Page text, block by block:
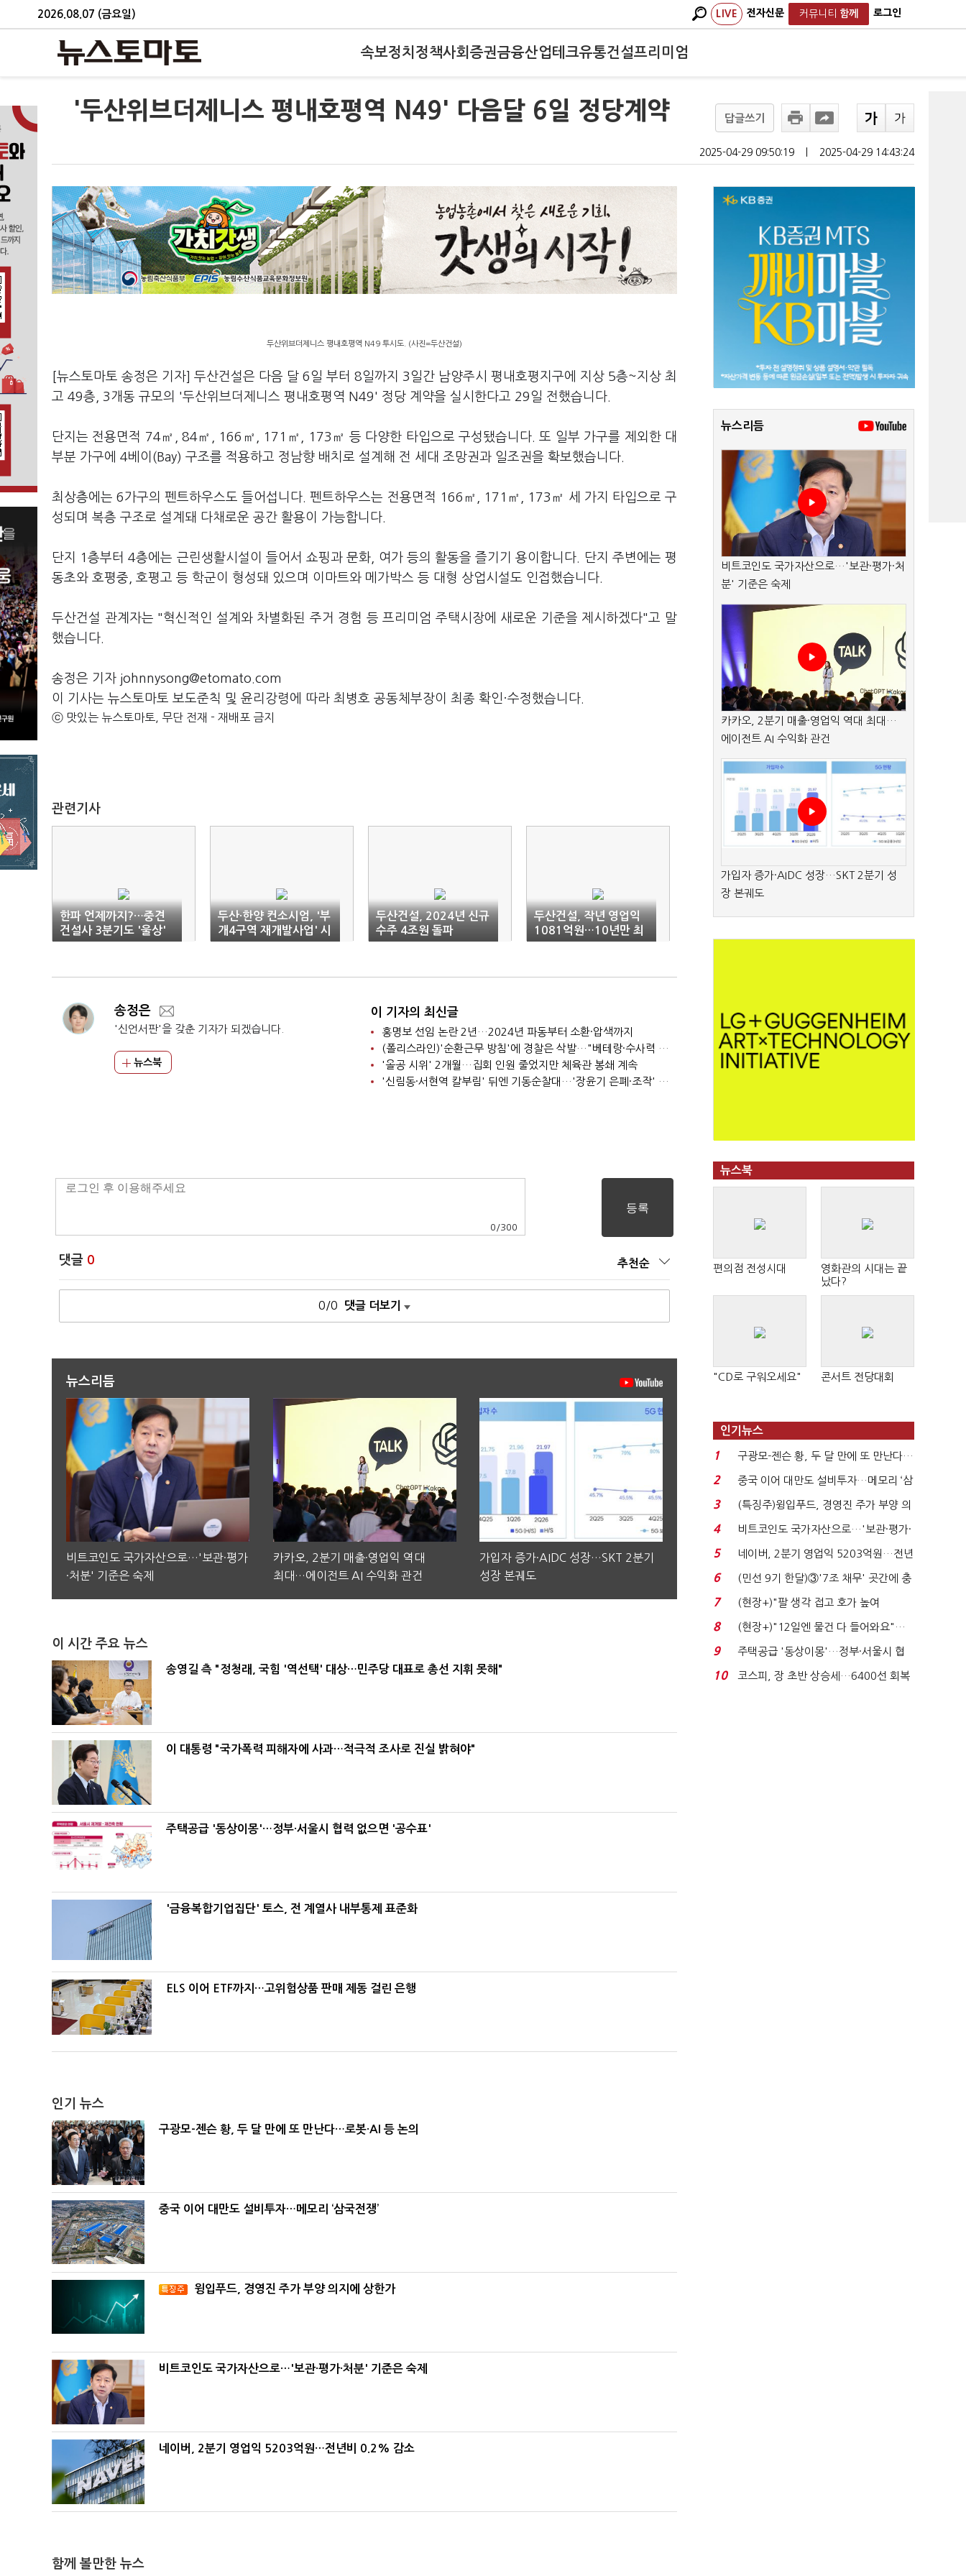
2026.08.07 (금요일) LIVE 전자신문 커뮤니티 함께 로그인
속보정치 정책사회 증권금융산업테크유통건설프리미엄
'두산위브더제니스 평내호평역 N49' 다음달 6일 정당계약 답글쓰기
2025-04-29 09:50:19 2025-04-29 14:43:24
두산위브더제니스 평내호평역 N49 투시도. (사진=두산건설)
[뉴스토마토 송정은 기자] 두산건설은 다음 달 6일 부터 8일까지 3일간 남양주시 평내호평지구에 지상 5층~지상 최
고 49층, 3개동 규모의 '두산위브더제니스 평내호평역 N49' 정당 계약을 실시한다고 29일 전했습니다.
단지는 전용면적 74㎡, 84㎡, 166㎡, 171㎡, 173㎡ 등 다양한 타입으로 구성됐습니다. 또 일부 가구를 제외한 대
부분 가구에 4베이(Bay) 구조를 적용하고 정남향 배치로 설계해 전 세대 조망권과 일조권을 확보했습니다.
최상층에는 6가구의 펜트하우스도 들어섭니다. 펜트하우스는 전용면적 166㎡, 171㎡, 173㎡ 세 가지 타입으로 구
성되며 복층 구조로 설계돼 다채로운 공간 활용이 가능합니다.
단지 1층부터 4층에는 근린생활시설이 들어서 쇼핑과 문화, 여가 등의 활동을 즐기기 용이합니다. 단지 주변에는 평
동초와 호평중, 호평고 등 학군이 형성돼 있으며 이마트와 메가박스 등 대형 상업시설도 인접했습니다.
두산건설 관계자는 "혁신적인 설계와 차별화된 주거 경험 등 프리미엄 주택시장에 새로운 기준을 제시하겠다"고 말
했습니다.
송정은 기자 johnnysong@etomato.com
이 기사는 뉴스토마토 보도준칙 및 윤리강령에 따라 최병호 공동체부장이 최종 확인·수정했습니다.
ⓒ 맛있는 뉴스토마토, 무단 전재 - 재배포 금지
관련기사
한파 언제까지?…중견
건설사 3분기도 '울상'
두산·한양 컨소시엄, '부
개4구역 재개발사업' 시
공사 선정
두산건설, 2024년 신규
수주 4조원 돌파
두산건설, 작년 영업익
1081억원…10년만 최
대 성과 전망
송정은
'신언서판'을 갖춘 기자가 되겠습니다.
뉴스북
이 기자의 최신글
홍명보 선임 논란 2년…2024년 파동부터 소환·압색까지
(폴리스라인)'순환근무 방침'에 경찰은 삭발…"베테랑·수사력 보강 먼저"
'올공 시위' 2개월…집회 인원 줄었지만 체육관 봉쇄 계속
'신림동·서현역 칼부림' 뒤엔 기동순찰대…'장윤기 은폐·조작' 후엔 내부비리수사대
0 /300
댓글 0 추천순
0/0 댓글 더보기
뉴스리듬
비트코인도 국가자산으로…'보관·평가
·처분' 기준은 숙제
카카오, 2분기 매출·영업익 역대
최대…에이전트 AI 수익화 관건
가입자 증가·AIDC 성장…SKT 2분기
성장 본궤도
이 시간 주요 뉴스
송영길 측 "정청래, 국힘 '역선택' 대상…민주당 대표로 총선 지휘 못해"
이 대통령 "국가폭력 피해자에 사과…적극적 조사로 진실 밝혀야"
주택공급 '동상이몽'…정부·서울시 협력 없으면 '공수표'
'금융복합기업집단' 토스, 전 계열사 내부통제 표준화
ELS 이어 ETF까지…고위험상품 판매 제동 걸린 은행
인기 뉴스
구광모-젠슨 황, 두 달 만에 또 만난다…로봇·AI 등 논의
중국 이어 대만도 설비투자…메모리 ‘삼국전쟁’
윙입푸드, 경영진 주가 부양 의지에 상한가
비트코인도 국가자산으로…'보관·평가·처분' 기준은 숙제
네이버, 2분기 영업익 5203억원…전년비 0.2% 감소
함께 볼만한 뉴스
뉴스리듬
비트코인도 국가자산으로…'보관·평가·처
분' 기준은 숙제
카카오, 2분기 매출·영업익 역대 최대…
에이전트 AI 수익화 관건
가입자 증가·AIDC 성장…SKT 2분기 성
장 본궤도
뉴스북
편의점 전성시대
영화관의 시대는 끝
났다?
"CD로 구워오세요" 콘서트 전당대회
인기뉴스
1
구광모-젠슨 황, 두 달 만에 또 만난다…
로봇·AI 등 논...
2
중국 이어 대만도 설비투자…메모리 ‘삼
국전쟁’
3
(특징주)윙입푸드, 경영진 주가 부양 의
지에 상한가...
4
비트코인도 국가자산으로…'보관·평가·
처분' 기준은 ...
5
네이버, 2분기 영업익 5203억원…전년
비 0.2% 감소...
6
(민선 9기 한달)③'7조 채무' 곳간에 충
격…추미애, 20년...
7
(현장+)"팔 생각 접고 호가 높여
요"…'덜 똘똘한 한 채' 20...
8
(현장+)"12일엔 물건 다 들어와요"…
빈 매대 채우며 문 연 ...
9
주택공급 '동상이몽'…정부·서울시 협
력 없으면 '공수표'...
10
코스피, 장 초반 상승세…6400선 회복